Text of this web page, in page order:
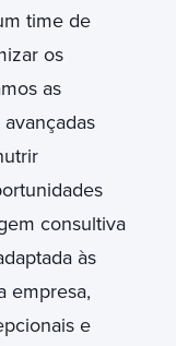
time de
os
as
consultiva
às
empresa,
e